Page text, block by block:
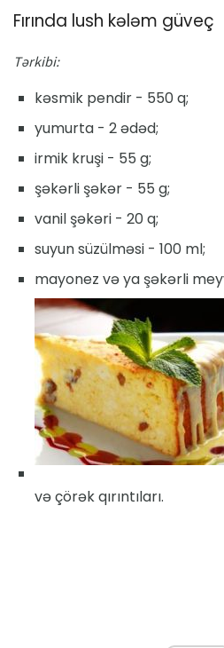
Fırında lush kələm güveç
Tərkibi:
kəsmik pendir - 550 q;
yumurta - 2 ədəd;
irmik kruşi - 55 g;
şəkərli şəkər - 55 g;
vanil şəkəri - 20 q;
suyun süzülməsi - 100 ml;
mayonez və ya şəkərli
və çörək qırıntıları.